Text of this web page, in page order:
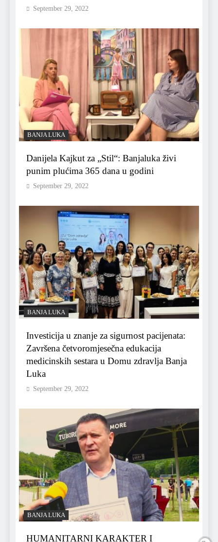
September 29, 2022
BANJA LUKA
Danijela Kajkut za „Stil“: Banjaluka živi
punim plućima 365 dana u godini
September 29, 2022
BANJA LUKA
Investicija u znanje za sigurnost pacijenata:
Završena četvoromjesečna edukacija
medicinskih sestara u Domu zdravlja Banja
Luka
September 29, 2022
BANJA LUKA
HUMANITARNI KARAKTER I